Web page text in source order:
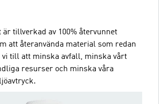
är tillverkad av 100% återvunnet
att återanvända material som redan
till att minska avfall, minska vårt
resurser och minska våra